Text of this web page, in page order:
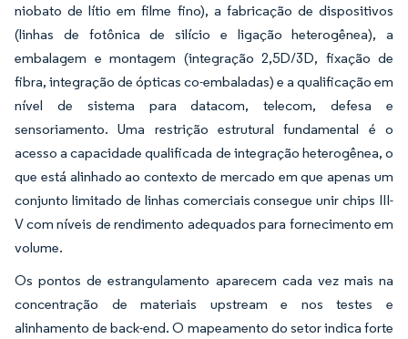
niobato de lítio em filme fino), a fabricação de dispositivos
(linhas de fotônica de silício e ligação heterogênea), a
embalagem e montagem (integração 2,5D/3D, fixação de
fibra, integração de ópticas co-embaladas) e a qualificação em
nível de sistema para datacom, telecom, defesa e
sensoriamento. Uma restrição estrutural fundamental é o
acesso a capacidade qualificada de integração heterogênea, o
que está alinhado ao contexto de mercado em que apenas um
conjunto limitado de linhas comerciais consegue unir chips III-
V com níveis de rendimento adequados para fornecimento em
volume.
Os pontos de estrangulamento aparecem cada vez mais na
concentração de materiais upstream e nos testes e
alinhamento de back-end. O mapeamento do setor indica forte